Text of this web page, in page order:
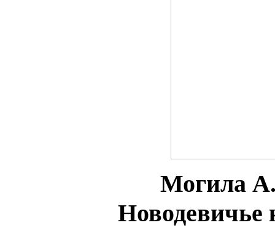
Могила А.